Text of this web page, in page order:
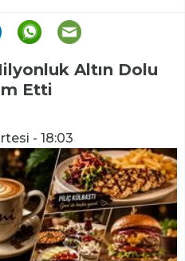
Altın Dolu
Etti
- 18:03